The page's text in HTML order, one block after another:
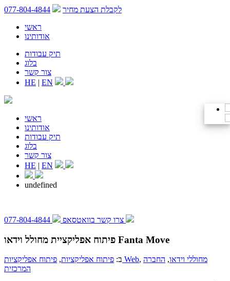
לקבלת הצעת מחיר
077-804-4844
ראשי
אודותינו
תיק עבודות
בלוג
צור קשר
HE | EN
ראשי
אודותינו
תיק עבודות
בלוג
צור קשר
HE | EN
undefined
צרו קשר בוואטסאפ 077-804-4844
פיתוח אפליקציית מחולל וידאו Fanta Move
ב: פיתוח אפליקציות, פיתוח אפליקציות Web, מחוללי וידאו, החברה
המרכזית